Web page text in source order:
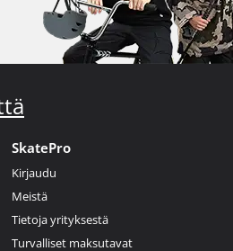
SkatePro
Kirjaudu
Meistä
Tietoja yrityksestä
Turvalliset maksutavat